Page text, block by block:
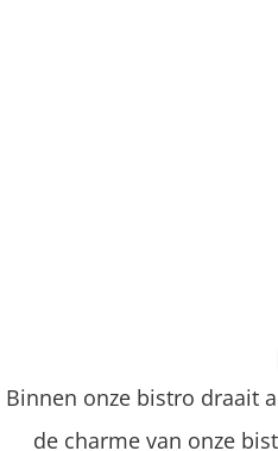
Binnen onze bistro draait
de charme van onze